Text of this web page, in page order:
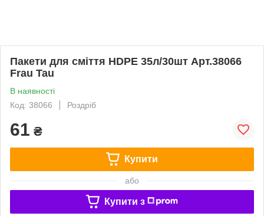
Пакети для сміття HDPE 35л/30шт Арт.38066
Frau Tau
В наявності
Код: 38066
Роздріб
61 ₴
Купити
або
Купити з